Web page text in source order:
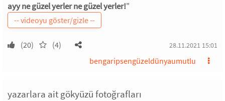
ayy ne güzel yerler ne güzel yerler!"
(20) (4) 28.11.2021 15:01
bengaripsengüzeldünyaumutlu
yazarlara ait gökyüzü fotoğrafları